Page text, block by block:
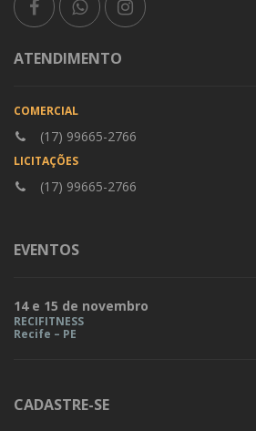
ATENDIMENTO
COMERCIAL
(17) 99665-2766
LICITAÇÕES
(17) 99665-2766
EVENTOS
14 e 15 de novembro
RECIFITNESS
Recife – PE
CADASTRE-SE